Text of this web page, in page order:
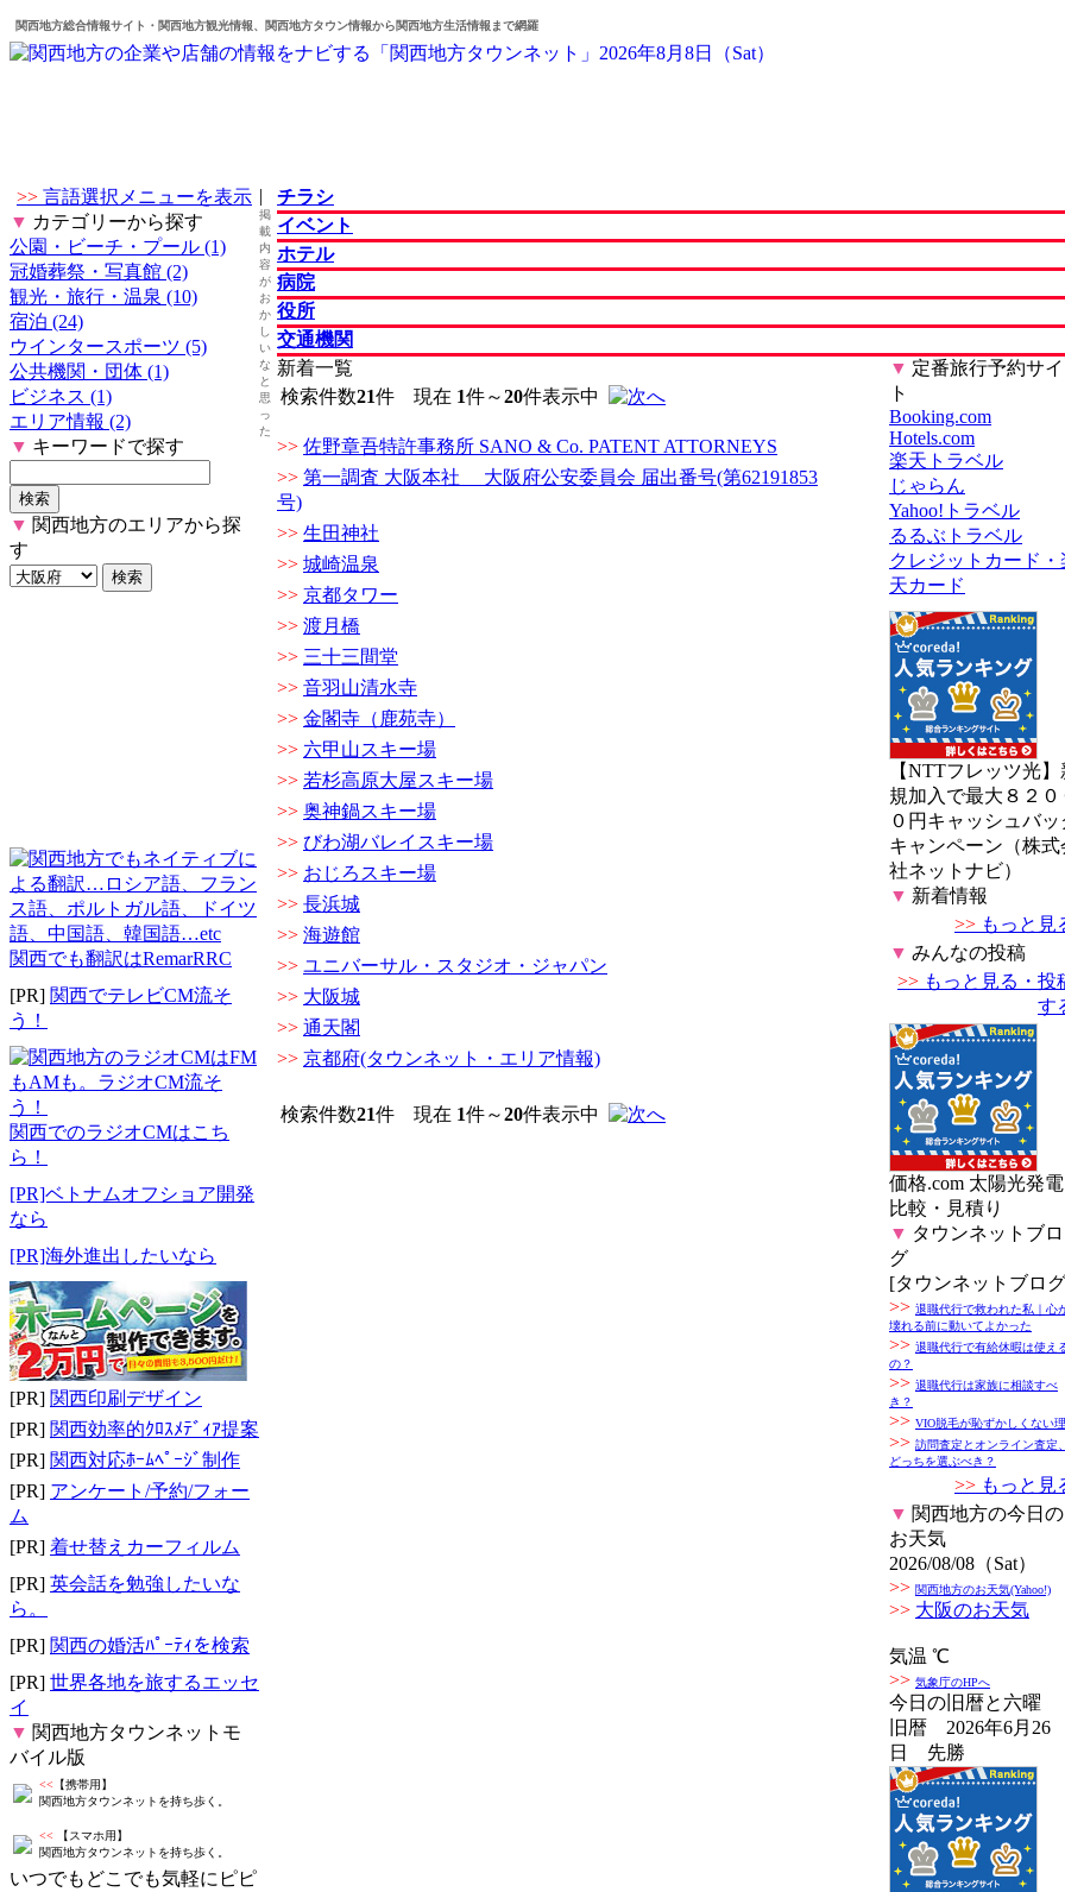
関西地方総合情報サイト・関西地方観光情報、関西地方タウン情報から関西地方生活情報まで網羅
>> 言語選択メニューを表示
▼ カテゴリーから探す
公園・ビーチ・プール (1)
冠婚葬祭・写真館 (2)
観光・旅行・温泉 (10)
宿泊 (24)
ウインタースポーツ (5)
公共機関・団体 (1)
ビジネス (1)
エリア情報 (2)
▼ キーワードで探す
▼ 関西地方のエリアから探
す
関西でも翻訳はRemarRRC
[PR] 関西でテレビCM流そ
う！
関西でのラジオCMはこち
ら！
[PR]ベトナムオフショア開発
なら
[PR]海外進出したいなら
[PR] 関西印刷デザイン
[PR] 関西効率的ｸﾛｽﾒﾃﾞｨｱ提案
[PR] 関西対応ﾎｰﾑﾍﾟｰｼﾞ制作
[PR] アンケート/予約/フォー
ム
[PR] 着せ替えカーフィルム
[PR] 英会話を勉強したいな
ら。
[PR] 関西の婚活ﾊﾟｰﾃｨを検索
[PR] 世界各地を旅するエッセ
イ
▼ 関西地方タウンネットモ
バイル版
<< 【携帯用】
関西地方タウンネットを持ち歩く。
<< 【スマホ用】
関西地方タウンネットを持ち歩く。
いつでもどこでも気軽にピピ
チラシ
イベント
ホテル
病院
役所
交通機関
新着一覧
検索件数21件 現在 1件～20件表示中
>> 佐野章吾特許事務所 SANO & Co. PATENT ATTORNEYS
>> 第一調査 大阪本社 大阪府公安委員会 届出番号(第62191853
号)
>> 生田神社
>> 城崎温泉
>> 京都タワー
>> 渡月橋
>> 三十三間堂
>> 音羽山清水寺
>> 金閣寺（鹿苑寺）
>> 六甲山スキー場
>> 若杉高原大屋スキー場
>> 奥神鍋スキー場
>> びわ湖バレイスキー場
>> おじろスキー場
>> 長浜城
>> 海遊館
>> ユニバーサル・スタジオ・ジャパン
>> 大阪城
>> 通天閣
>> 京都府(タウンネット・エリア情報)
検索件数21件 現在 1件～20件表示中
▼ 定番旅行予約サイ
ト
Booking.com
Hotels.com
楽天トラベル
じゃらん
Yahoo!トラベル
るるぶトラベル
クレジットカード・
天カード
【NTTフレッツ光】
規加入で最大８２０
０円キャッシュバッ
キャンペーン（株式
社ネットナビ）
▼ 新着情報
>> もっと見
▼ みんなの投稿
>> もっと見る・投
す
価格.com 太陽光発電
比較・見積り
▼ タウンネットブロ
グ
[タウンネットブロ
>> 退職代行で救われた私｜心
壊れる前に動いてよかった
>> 退職代行で有給休暇は使え
の？
>> 退職代行は家族に相談すべ
き？
>> VIO脱毛が恥ずかしくない
>> 訪問査定とオンライン査定
どっちを選ぶべき？
>> もっと見
▼ 関西地方の今日の
お天気
2026/08/08（Sat）
>> 関西地方のお天気(Yahoo!)
>> 大阪のお天気
気温 ℃
>> 気象庁のHPへ
今日の旧暦と六曜
旧暦 2026年6月26
日 先勝
|
掲
載
内
容
が
お
か
し
い
な
と
思
っ
た